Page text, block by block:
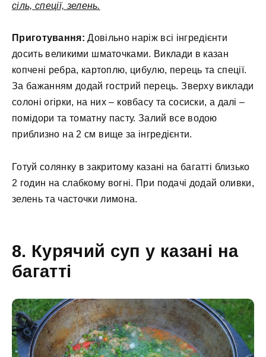
сіль, спеції, зелень.
Приготування: Довільно наріж всі інгредієнти
досить великими шматочками. Виклади в казан
копчені ребра, картоплю, цибулю, перець та спеції.
За бажанням додай гострий перець. Зверху виклади
солоні огірки, на них – ковбасу та сосиски, а далі –
помідори та томатну пасту. Залий все водою
приблизно на 2 см вище за інгредієнти.
Готуй солянку в закритому казані на багатті близько
2 годин на слабкому вогні. При подачі додай оливки,
зелень та часточки лимона.
8. Курячий суп у казані на
багатті